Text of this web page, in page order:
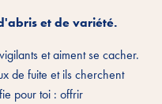
et de variété.
et aiment se cacher.
de fuite et ils cherchent
pour toi : offrir